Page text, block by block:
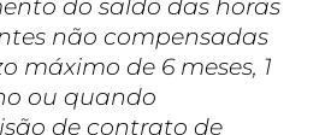
do saldo das horas
não compensadas
máximo de 6 meses, 1
ou quando
de contrato de